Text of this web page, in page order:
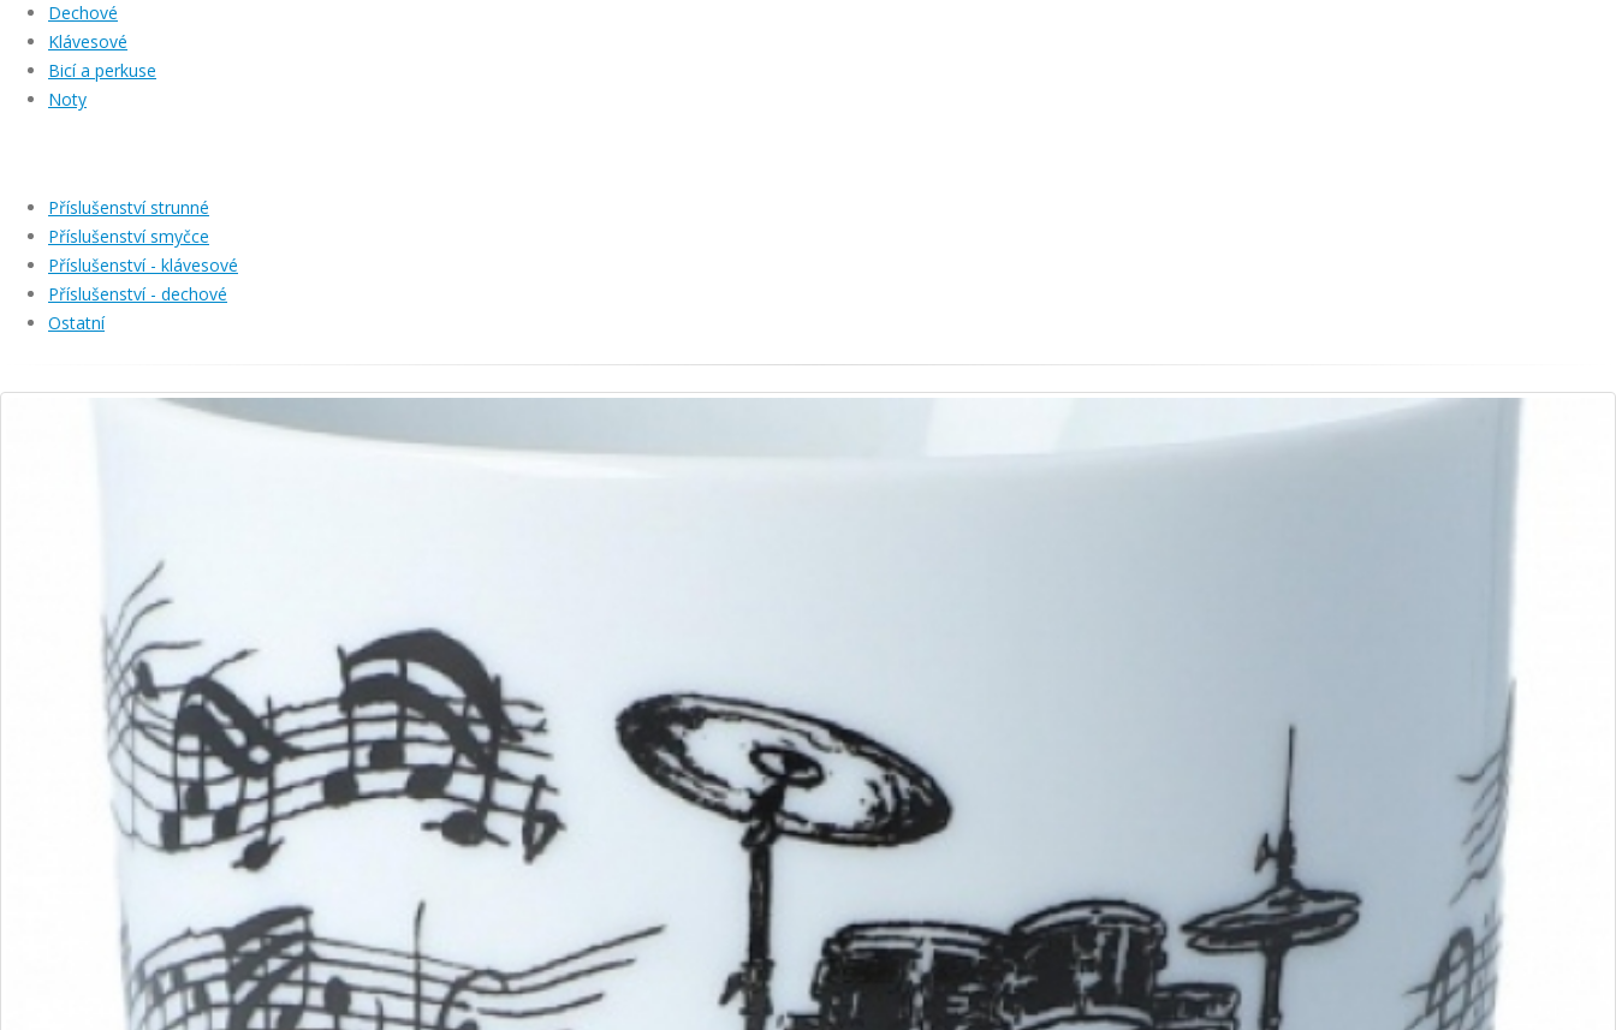
Dechové
Klávesové
Bicí a perkuse
Noty
Příslušenství strunné
Příslušenství smyčce
Příslušenství - klávesové
Příslušenství - dechové
Ostatní